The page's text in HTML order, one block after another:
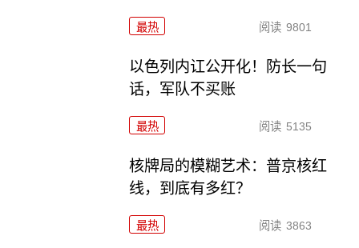
最热 阅读 9801
以色列内讧公开化！防长一句
话，军队不买账
最热 阅读 5135
核牌局的模糊艺术：普京核红
线，到底有多红？
最热 阅读 3863